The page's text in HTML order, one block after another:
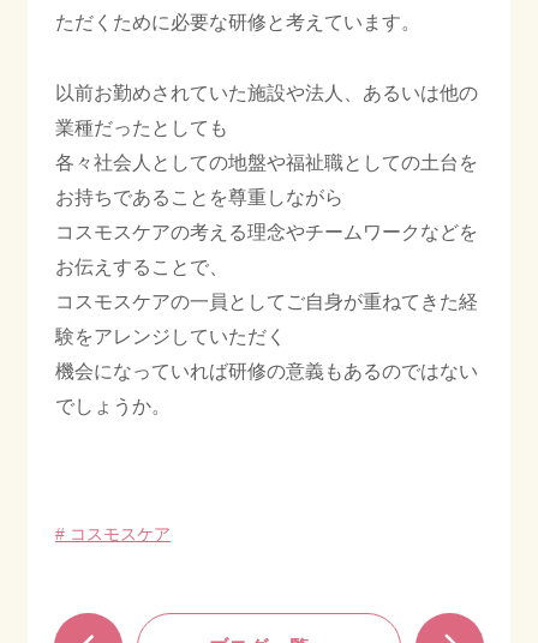
ただくために必要な研修と考えています。
以前お勤めされていた施設や法人、あるいは他の
業種だったとしても
各々社会人としての地盤や福祉職としての土台を
お持ちであることを尊重しながら
コスモスケアの考える理念やチームワークなどを
お伝えすることで、
コスモスケアの一員としてご自身が重ねてきた経
験をアレンジしていただく
機会になっていれば研修の意義もあるのではない
でしょうか。
# コスモスケア